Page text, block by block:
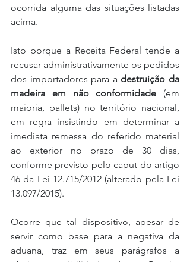
ocorrida alguma das situações listadas
acima.
Isto porque a Receita Federal tende a
recusar administrativamente os pedidos
dos importadores para a destruição da
madeira em não conformidade (em
maioria, pallets) no território nacional,
em regra insistindo em determinar a
imediata remessa do referido material
ao exterior no prazo de 30 dias,
conforme previsto pelo caput do artigo
46 da Lei 12.715/2012 (alterado pela Lei
13.097/2015).
Ocorre que tal dispositivo, apesar de
servir como base para a negativa da
aduana, traz em seus parágrafos a